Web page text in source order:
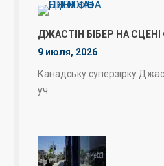
ДЖАСТІН БІБЕР НА СЦЕНІ
9 июля, 2026
Канадську суперзірку
уч